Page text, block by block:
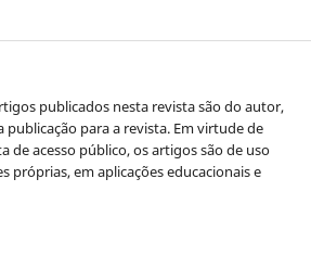
publicados nesta revista são do autor,
para a revista. Em virtude de
de acesso público, os artigos são de uso
próprias, em aplicações educacionais e